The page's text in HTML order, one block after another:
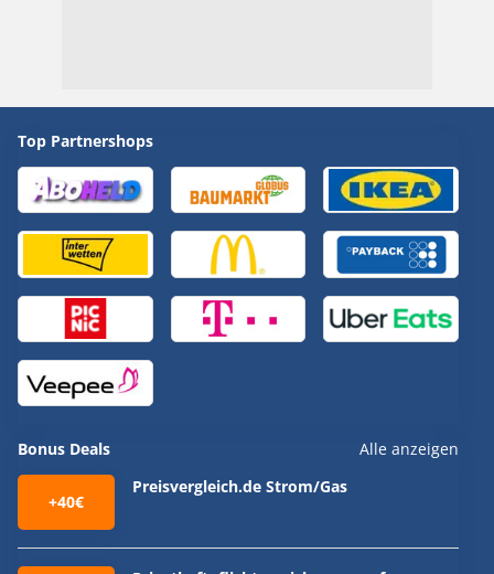
Top Partnershops
Bonus Deals Alle anzeigen
+40€
Preisvergleich.de Strom/Gas